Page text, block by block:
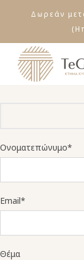
Δωρεάν
Ονοματεπώνυμο*
Email*
Θέμα
30€